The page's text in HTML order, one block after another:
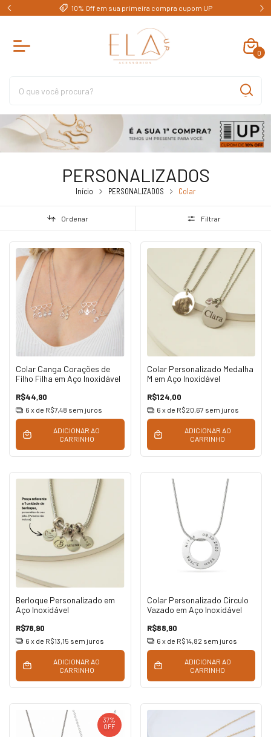
10% Off em sua primeira compra cupom UP
0
PERSONALIZADOS
Início PERSONALIZADOS Colar
Ordenar Filtrar
Colar Canga Corações de
Filho Filha em Aço Inoxidável
R$44,90
6 x de R$7,48 sem juros
ADICIONAR AO
CARRINHO
Colar Personalizado Medalha
M em Aço Inoxidável
R$124,00
6 x de R$20,67 sem juros
ADICIONAR AO
CARRINHO
Berloque Personalizado em
Aço Inoxidável
R$78,90
6 x de R$13,15 sem juros
ADICIONAR AO
CARRINHO
Colar Personalizado Circulo
Vazado em Aço Inoxidável
R$88,90
6 x de R$14,82 sem juros
ADICIONAR AO
CARRINHO
37%
OFF